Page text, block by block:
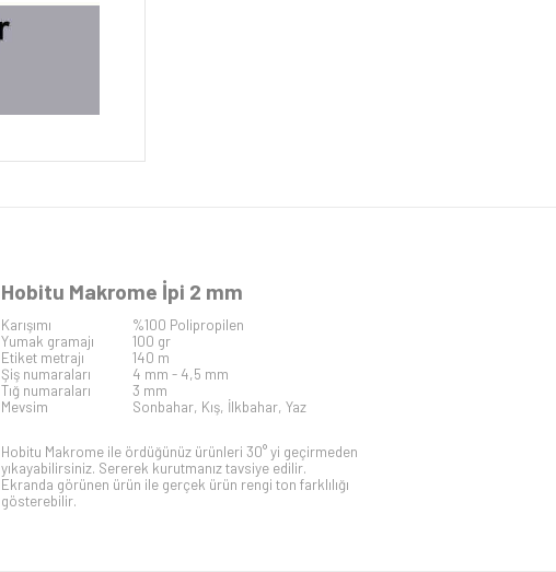
Hobitu Makrome İpi 2 mm
Karışımı
%100 Polipropilen
Yumak gramajı
100 gr
Etiket metrajı
140 m
Şiş numaraları
4 mm - 4,5 mm
Tığ numaraları
3 mm
Mevsim
Sonbahar, Kış, İlkbahar, Yaz
Hobitu Makrome ile ördüğünüz ürünleri 30° yi geçirmeden
yıkayabilirsiniz. Sererek kurutmanız tavsiye edilir.
Ekranda görünen ürün ile gerçek ürün rengi ton farklılığı
gösterebilir.